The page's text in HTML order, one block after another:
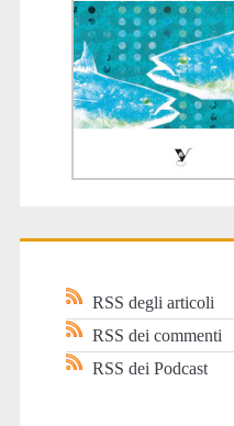
RSS degli articoli
RSS dei commenti
RSS dei Podcast